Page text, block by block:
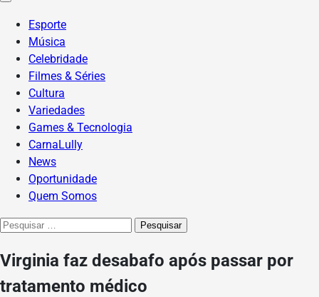
Esporte
Música
Celebridade
Filmes & Séries
Cultura
Variedades
Games & Tecnologia
CarnaLully
News
Oportunidade
Quem Somos
Pesquisar
Virginia faz desabafo após passar por
tratamento médico